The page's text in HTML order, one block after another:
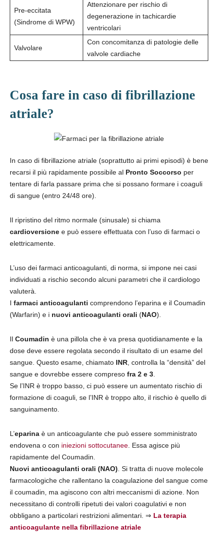
Pre-eccitata
(Sindrome di WPW)
Attenzionare per rischio di
degenerazione in tachicardie
ventricolari
Valvolare
Con concomitanza di patologie delle
valvole cardiache
Cosa fare in caso di fibrillazione
atriale?
In caso di fibrillazione atriale (soprattutto ai primi episodi) è bene
recarsi il più rapidamente possibile al Pronto Soccorso per
tentare di farla passare prima che si possano formare i coaguli
di sangue (entro 24/48 ore).
Il ripristino del ritmo normale (sinusale) si chiama
cardioversione e può essere effettuata con l’uso di farmaci o
elettricamente.
L’uso dei farmaci anticoagulanti, di norma, si impone nei casi
individuati a rischio secondo alcuni parametri che il cardiologo
valuterà.
I farmaci anticoagulanti comprendono l’eparina e il Coumadin
(Warfarin) e i nuovi anticoagulanti orali (NAO).
Il Coumadin è una pillola che è va presa quotidianamente e la
dose deve essere regolata secondo il risultato di un esame del
sangue. Questo esame, chiamato INR , controlla la “densità” del
sangue e dovrebbe essere compreso fra 2 e 3
Se l’INR è troppo basso, ci può essere un aumentato rischio di
formazione di coaguli, se l’INR è troppo alto, il rischio è quello di
sanguinamento.
L’eparina è un anticoagulante che può essere somministrato
endovena o con iniezioni sottocutanee . Essa agisce più
rapidamente del Coumadin.
Nuovi anticoagulanti orali (NAO) . Si tratta di nuove molecole
farmacologiche che rallentano la coagulazione del sangue come
il coumadin, ma agiscono con altri meccanismi di azione. Non
necessitano di controlli ripetuti dei valori coagulativi e non
obbligano a particolari restrizioni alimentari. ⇒ La terapia
anticoagulante nella fibrillazione atriale